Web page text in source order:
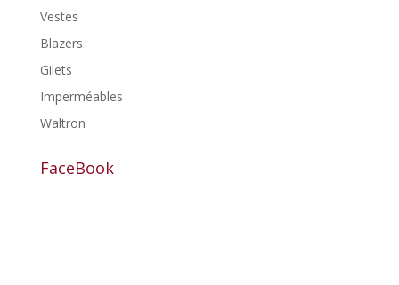
Vestes
Blazers
Gilets
Imperméables
Waltron
FaceBook